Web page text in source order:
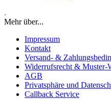
.
Mehr über...
Impressum
Kontakt
Versand- &
Widerrufsrecht & Muster-
AGB
Privatsphäre und
Callback Service